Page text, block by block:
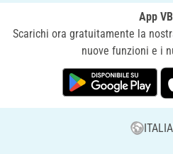
App
Scarichi ora gratuitamente la
nuove funzioni e i